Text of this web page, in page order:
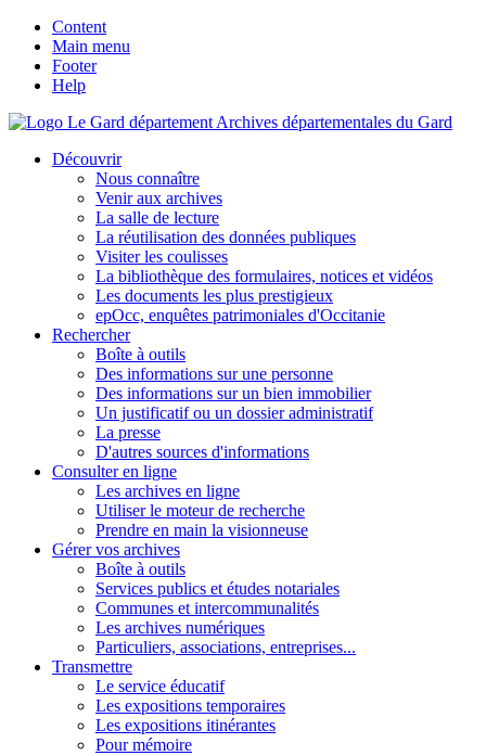
Content
Main menu
Footer
Help
Archives départementales du Gard
Découvrir
Nous connaître
Venir aux archives
La salle de lecture
La réutilisation des données publiques
Visiter les coulisses
La bibliothèque des formulaires, notices et vidéos
Les documents les plus prestigieux
epOcc, enquêtes patrimoniales d'Occitanie
Rechercher
Boîte à outils
Des informations sur une personne
Des informations sur un bien immobilier
Un justificatif ou un dossier administratif
La presse
D'autres sources d'informations
Consulter en ligne
Les archives en ligne
Utiliser le moteur de recherche
Prendre en main la visionneuse
Gérer vos archives
Boîte à outils
Services publics et études notariales
Communes et intercommunalités
Les archives numériques
Particuliers, associations, entreprises...
Transmettre
Le service éducatif
Les expositions temporaires
Les expositions itinérantes
Pour mémoire